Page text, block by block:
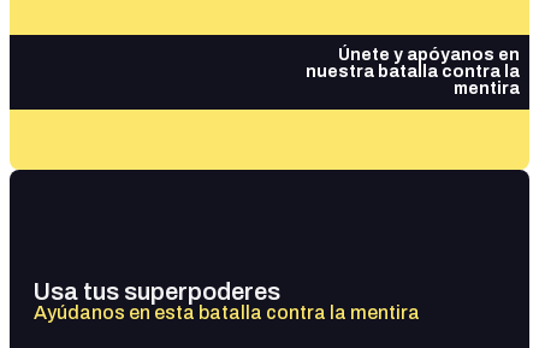
Únete y apóyanos en
nuestra batalla contra la
mentira
Usa tus superpoderes
Ayúdanos en esta batalla contra la mentira